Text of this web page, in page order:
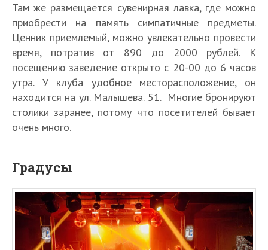
Там же размещается сувенирная лавка, где можно
приобрести на память симпатичные предметы.
Ценник приемлемый, можно увлекательно провести
время, потратив от 890 до 2000 рублей. К
посещению заведение открыто с 20-00 до 6 часов
утра. У клуба удобное месторасположение, он
находится на ул. Малышева. 51. Многие бронируют
столики заранее, потому что посетителей бывает
очень много.
Градусы